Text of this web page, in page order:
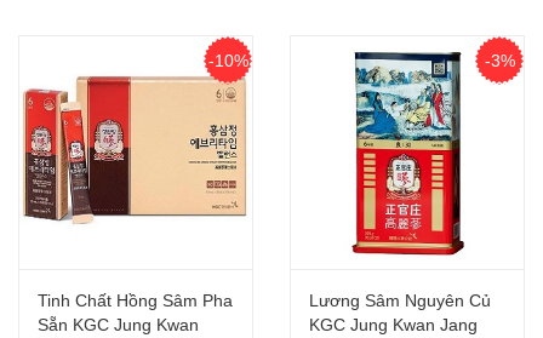
-10%
Tinh Chất Hồng Sâm Pha
Sẵn KGC Jung Kwan
-3%
Lương Sâm Nguyên Củ
KGC Jung Kwan Jang